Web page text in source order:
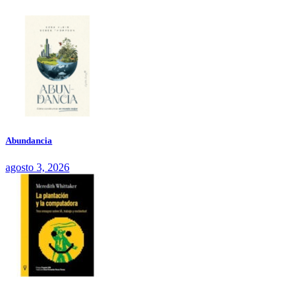
Abundancia
agosto 3, 2026